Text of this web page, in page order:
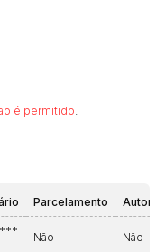
é permitido
Parcelamento
Não Não